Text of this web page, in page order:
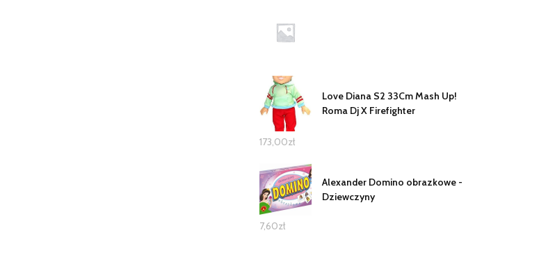
Love Diana S2 33Cm Mash Up!
Roma Dj X Firefighter
173,00zł
Alexander Domino obrazkowe -
Dziewczyny
7,60zł